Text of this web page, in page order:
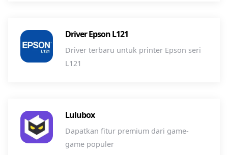
Driver Epson L121
Driver terbaru untuk printer Epson seri
L121
Lulubox
Dapatkan fitur premium dari game-
game populer